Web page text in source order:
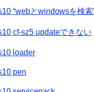
“webとwindowsを検索
cf-sz5 updateできない
loader
pen